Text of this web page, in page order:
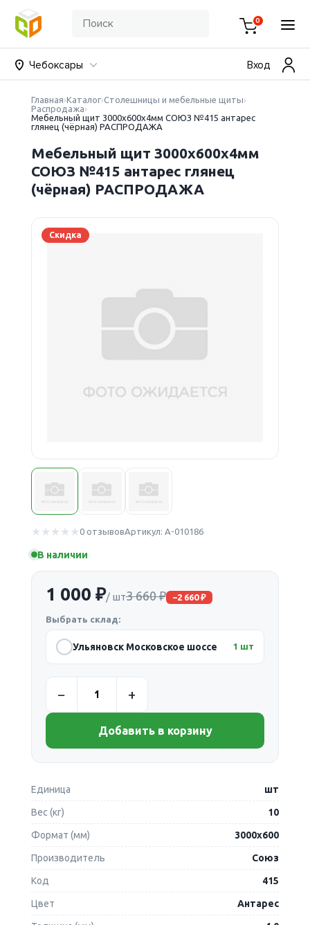
0
Чебоксары Вход
Главная Каталог Столешницы и мебельные щиты
Распродажа
Мебельный щит 3000х600х4мм СОЮЗ №415 антарес
глянец (чёрная) РАСПРОДАЖА
Мебельный щит 3000х600х4мм
СОЮЗ №415 антарес глянец
(чёрная) РАСПРОДАЖА
Скидка
0 отзывовАртикул: А-010186
В наличии
1 000 ₽/ шт3 660 ₽ −2 660 ₽
Выбрать склад:
Ульяновск Московское шоссе 1 шт
Добавить в корзину
Единица шт
Вес (кг) 10
Формат (мм) 3000х600
Производитель Союз
Код 415
Цвет Антарес